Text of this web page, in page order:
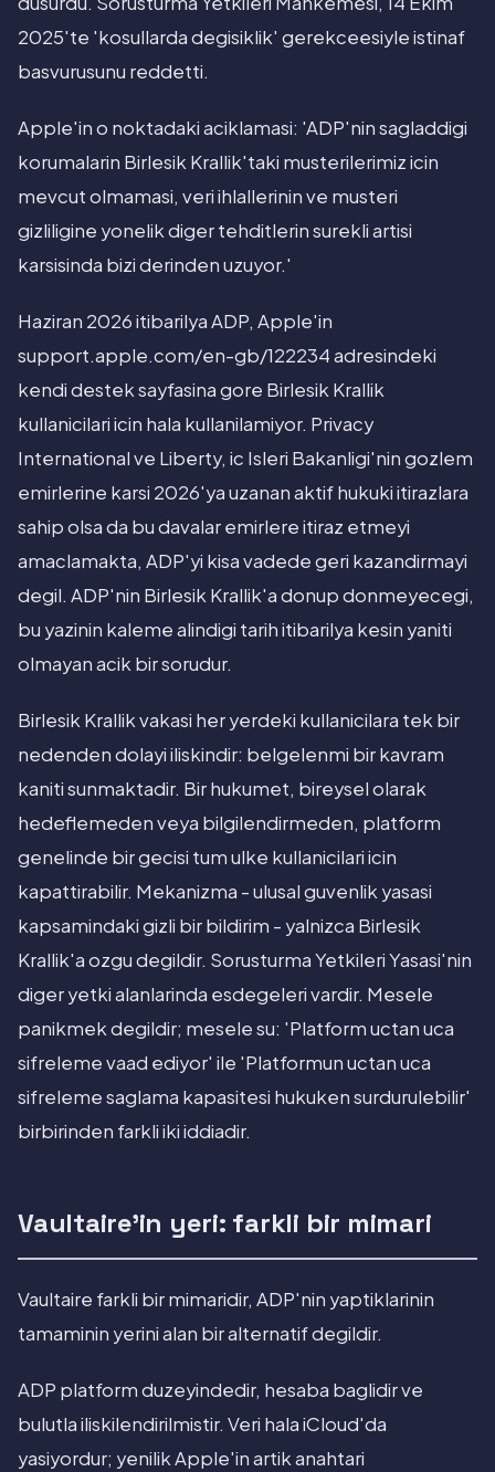
2025'te 'kosullarda degisiklik' gerekceesiyle istinaf
basvurusunu reddetti.
Apple'in o noktadaki aciklamasi: 'ADP'nin sagladdigi
korumalarin Birlesik Krallik'taki musterilerimiz icin
mevcut olmamasi, veri ihlallerinin ve musteri
gizliligine yonelik diger tehditlerin surekli artisi
karsisinda bizi derinden uzuyor.'
Haziran 2026 itibarilya ADP, Apple'in
support.apple.com/en-gb/122234 adresindeki
kendi destek sayfasina gore Birlesik Krallik
kullanicilari icin hala kullanilamiyor. Privacy
International ve Liberty, ic Isleri Bakanligi'nin gozlem
emirlerine karsi 2026'ya uzanan aktif hukuki itirazlara
sahip olsa da bu davalar emirlere itiraz etmeyi
amaclamakta, ADP'yi kisa vadede geri kazandirmayi
degil. ADP'nin Birlesik Krallik'a donup donmeyecegi,
bu yazinin kaleme alindigi tarih itibarilya kesin yaniti
olmayan acik bir sorudur.
Birlesik Krallik vakasi her yerdeki kullanicilara tek bir
nedenden dolayi iliskindir: belgelenmi bir kavram
kaniti sunmaktadir. Bir hukumet, bireysel olarak
hedeflemeden veya bilgilendirmeden, platform
genelinde bir gecisi tum ulke kullanicilari icin
kapattirabilir. Mekanizma - ulusal guvenlik yasasi
kapsamindaki gizli bir bildirim - yalnizca Birlesik
Krallik'a ozgu degildir. Sorusturma Yetkileri Yasasi'nin
diger yetki alanlarinda esdegeleri vardir. Mesele
panikmek degildir; mesele su: 'Platform uctan uca
sifreleme vaad ediyor' ile 'Platformun uctan uca
sifreleme saglama kapasitesi hukuken surdurulebilir'
birbirinden farkli iki iddiadir.
Vaultaire'in yeri: farkli bir mimari
Vaultaire farkli bir mimaridir, ADP'nin yaptiklarinin
tamaminin yerini alan bir alternatif degildir.
ADP platform duzeyindedir, hesaba baglidir ve
bulutla iliskilendirilmistir. Veri hala iCloud'da
yasiyordur; yenilik Apple'in artik anahtari